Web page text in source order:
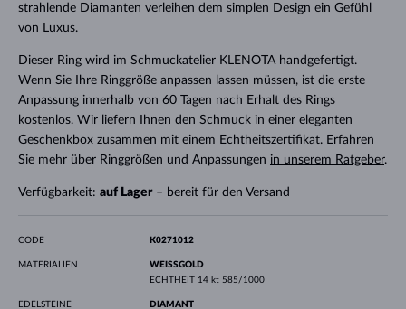
strahlende Diamanten verleihen dem simplen Design ein Gefühl
von Luxus.
Dieser Ring wird im Schmuckatelier KLENOTA handgefertigt.
Wenn Sie Ihre Ringgröße anpassen lassen müssen, ist die erste
Anpassung innerhalb von 60 Tagen nach Erhalt des Rings
kostenlos. Wir liefern Ihnen den Schmuck in einer eleganten
Geschenkbox zusammen mit einem Echtheitszertifikat. Erfahren
Sie mehr über Ringgrößen und Anpassungen in unserem Ratgeber.
Verfügbarkeit: auf Lager– bereit für den Versand
CODE K0271012
MATERIALIEN
WEISSGOLD
ECHTHEIT 14 kt 585/1000
EDELSTEINE
DIAMANT